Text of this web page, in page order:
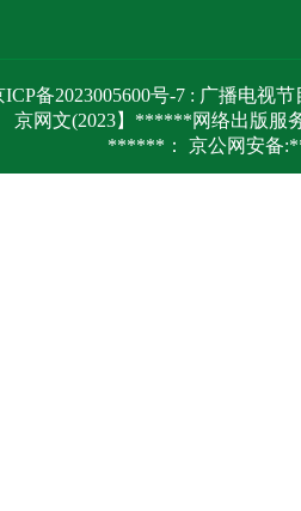
ICP备2023005600号-7 : 广播电视
京网文(2023】******网络出版服
******： 京公网安备